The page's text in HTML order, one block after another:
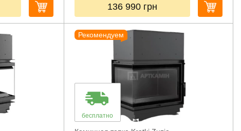
136 990 грн
Рекомендуем
бесплатно